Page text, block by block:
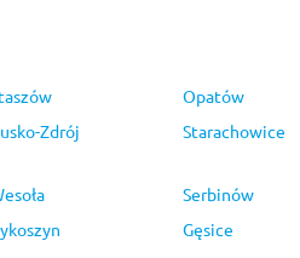
Opatów
Zdrój Starachowice
Serbinów
Gęsice